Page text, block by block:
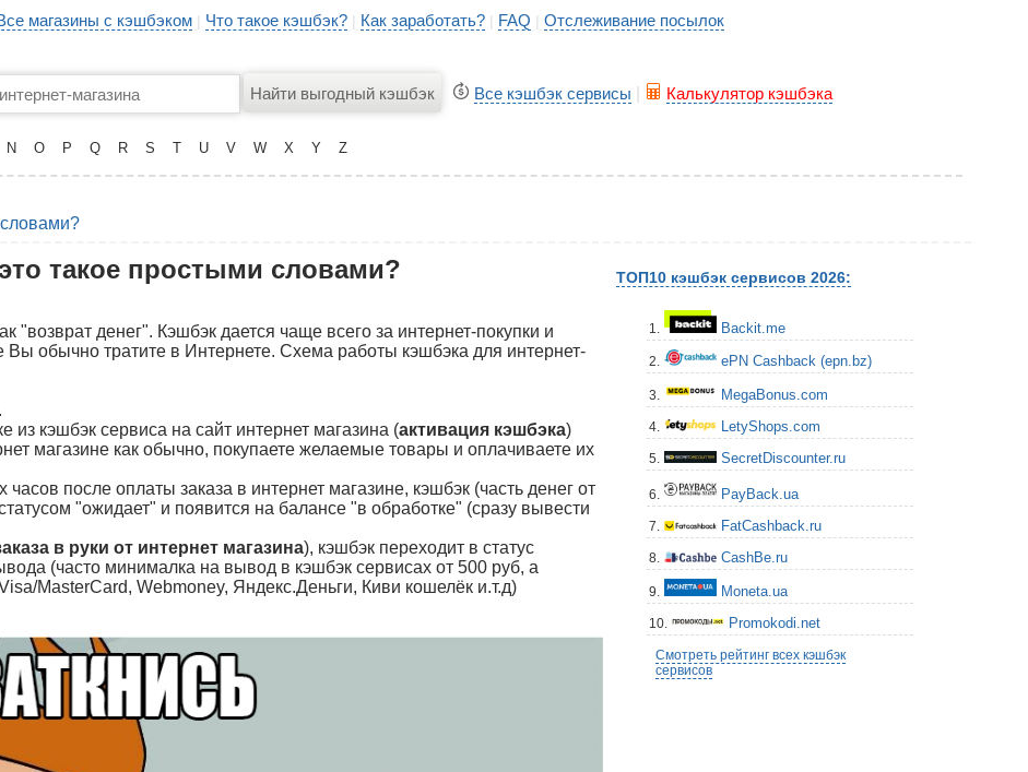
магазины с кэшбэком | Что такое кэшбэк? | Как заработать? | FAQ | Отслеживание посылок
Все кэшбэк сервисы Калькулятор кэшбэка
N O P Q R S T U V W X Y Z
такое простыми словами?
"возврат денег". Кэшбэк дается чаще всего за интернет-покупки и
Вы обычно тратите в Интернете. Схема работы кэшбэка для интернет-
кэшбэк сервиса на сайт интернет магазина (активация кэшбэка)
магазине как обычно, покупаете желаемые товары и оплачиваете их
часов после оплаты заказа в интернет магазине, кэшбэк (часть денег от
"ожидает" и появится на балансе "в обработке" (сразу вывести
в руки от интернет магазина), кэшбэк переходит в статус
(часто минималка на вывод в кэшбэк сервисах от 500 руб, а
MasterCard, Webmoney, Яндекс.Деньги, Киви кошелёк и.т.д)
ТОП10 кэшбэк сервисов 2026:
1. Backit.me
2. ePN Cashback (epn.bz)
3. MegaBonus.com
4. LetyShops.com
5. SecretDiscounter.ru
6. PayBack.ua
7. FatCashback.ru
8. CashBe.ru
9. Moneta.ua
10. Promokodi.net
Смотреть рейтинг всех кэшбэк
сервисов